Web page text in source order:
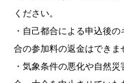
ください。
・自己都合による申込後
合の参加料の返金はできま
・気象条件の悪化や自然